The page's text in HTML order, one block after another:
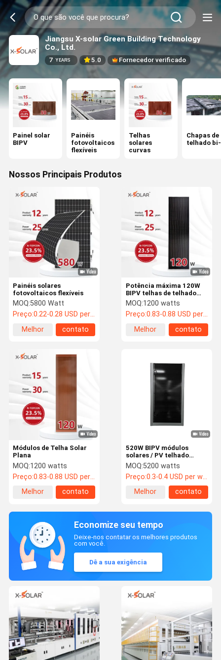
Jiangsu X-solar Green Building Technology
Co., Ltd.
7 YEARS 5.0 Fornecedor verificado
Painel solar
BIPV
Painéis
fotovoltaicos
flexíveis
Telhas
solares
curvas
Chapas de
telhado
Nossos Principais Produtos
Painéis solares
fotovoltaicos flexíveis
MOQ:5800 Watt
Preço:0.22-0.28 USD per watt
Melhor
contato
Potência máxima 120W
BIPV telhas de telhado
Sistema de energia solar
leve personalizado
MOQ:1200 watts
Preço:0.83-0.88 USD per watt
Melhor
contato
Módulos de Telha Solar
Plana
MOQ:1200 watts
Preço:0.83-0.88 USD per watt
Melhor
contato
520W BIPV módulos
solares / PV telhado
telhas de energia para
parede cortina de estufa
MOQ:5200 watts
Preço:0.3-0.4 USD per watt
Melhor
contato
Economize seu tempo
Deixe-nos contatar os melhores produtos
com você.
Dê a sua exigência